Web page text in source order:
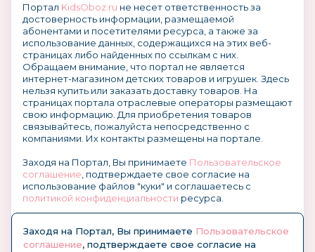
Портал KidsOboz.ru не несет ответственность за
достоверность информации, размещаемой
абонентами и посетителями ресурса, а также за
использование данных, содержащихся на этих веб-
страницах либо найденных по ссылкам с них.
Обращаем внимание, что портал не является
интернет-магазином детских товаров и игрушек. Здесь
нельзя купить или заказать доставку товаров. На
страницах портала отраслевые операторы размещают
свою информацию. Для приобретения товаров
связывайтесь, пожалуйста непосредственно с
компаниями. Их контакты размещены на портале.
Заходя на Портал, Вы принимаете Пользовательское
соглашение , подтверждаете свое согласие на
использование файлов "куки" и соглашаетесь с
политикой конфиденциальности ресурса.
Заходя на Портал, Вы принимаете Пользовательское
соглашение, подтверждаете свое согласие на